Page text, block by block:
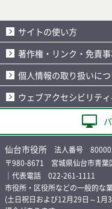
サイトの使い方
著作権・リンク・免責
個人情報の取り扱いに
ウェブアクセシビリテ
仙台市役所 法人番号
〒980-8671 宮城県仙台市青葉
｜代表電話 022-261-1111
市役所・区役所などの一般的な
(土日祝日および12月29日～1月